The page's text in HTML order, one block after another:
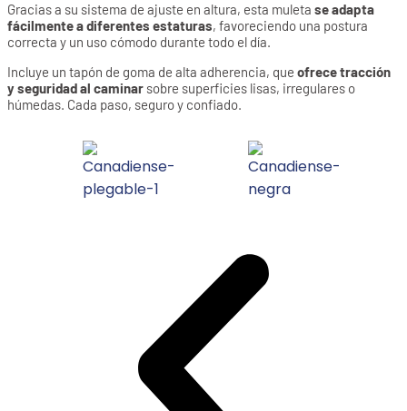
Gracias a su sistema de ajuste en altura, esta muleta se adapta
fácilmente a diferentes estaturas, favoreciendo una postura
correcta y un uso cómodo durante todo el día.
Incluye un tapón de goma de alta adherencia, que ofrece tracción
y seguridad al caminar sobre superficies lisas, irregulares o
húmedas. Cada paso, seguro y confiado.